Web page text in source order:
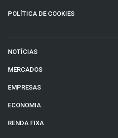
POLÍTICA DE COOKIES
NOTÍCIAS
MERCADOS
EMPRESAS
ECONOMIA
RENDA FIXA